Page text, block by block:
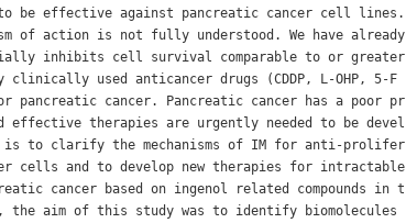
to be effective against pancreatic cancer cell lines.
of action is not fully understood. We have already
inhibits cell survival comparable to or greater
clinically used anticancer drugs (CDDP, L-OHP, 5-F
pancreatic cancer. Pancreatic cancer has a poor pr
effective therapies are urgently needed to be devel
is to clarify the mechanisms of IM for anti-prolifer
cells and to develop new therapies for intractable
cancer based on ingenol related compounds in t
the aim of this study was to identify biomolecules